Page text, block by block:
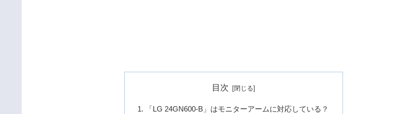
目次
「LG 24GN600-B」はモニターアームに対応している？